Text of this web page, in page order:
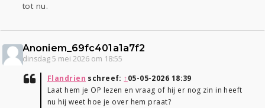
tot nu.
Anoniem_69fc401a1a7f2
dinsdag 5 mei 2026 om 18:55
Flandrien schreef: ↑05-05-2026 18:39
Laat hem je OP lezen en vraag of hij er nog zin in heeft
nu hij weet hoe je over hem praat?